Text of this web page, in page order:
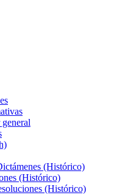
(Histórico)
(Histórico)
(Histórico)